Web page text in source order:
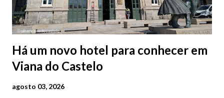
Há um novo hotel para conhecer em
Viana do Castelo
agosto 03, 2026